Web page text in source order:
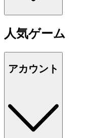
人気ゲーム
アカウント